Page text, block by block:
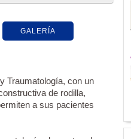
GALERÍA
Traumatología, con un
de rodilla,
a sus pacientes